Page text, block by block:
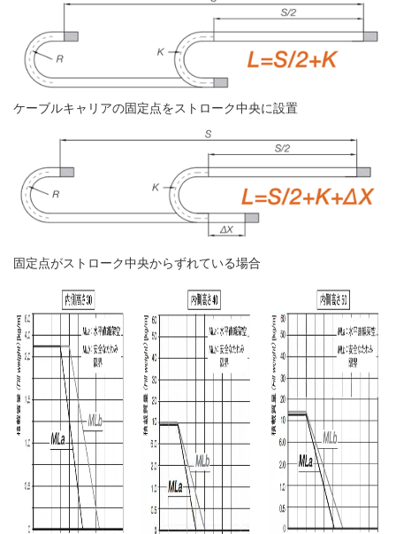
ケーブルキャリアの固定点をストローク中央に設置
固定点がストローク中央からずれている場合